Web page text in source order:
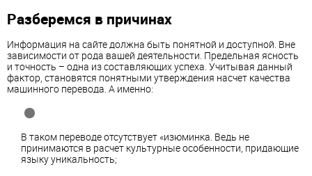
Разберемся в причинах
Информация на сайте должна быть понятной и доступной. Вне
зависимости от рода вашей деятельности. Предельная ясность
и точность – одна из составляющих успеха. Учитывая данный
фактор, становятся понятными утверждения насчет качества
машинного перевода. А именно:
В таком переводе отсутствует «изюминка. Ведь не
принимаются в расчет культурные особенности, придающие
языку уникальность;